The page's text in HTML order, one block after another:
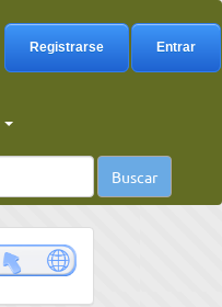
Registrarse Entrar
Buscar